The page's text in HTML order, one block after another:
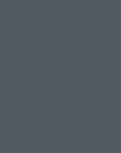
dem für die